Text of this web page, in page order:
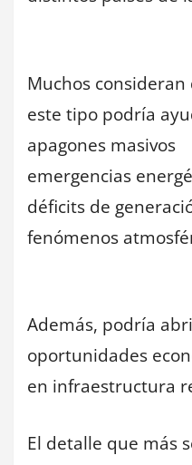
Muchos
este tipo podría
apagones masivos
emergencias
déficits de
fenómenos
Además, podría
oportunidades
en infraestructura
El detalle que más